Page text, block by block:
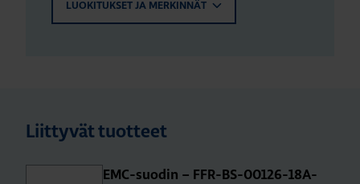
LUOKITUKSET JA MERKINNÄT
Liittyvät tuotteet
EMC-suo­din – FFR-BS-00126-18A-